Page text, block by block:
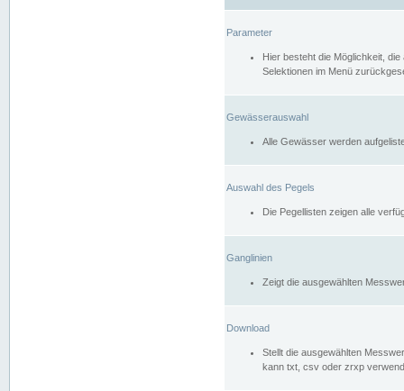
Parameter
Hier besteht die Möglichkeit,
Selektionen im Menü
Gewässerauswahl
Alle Gewässer werden
Auswahl des Pegels
Die Pegellisten zeigen alle
Ganglinien
Zeigt die ausgewählten
Download
Stellt die ausgewählten
kann txt, csv oder zrxp